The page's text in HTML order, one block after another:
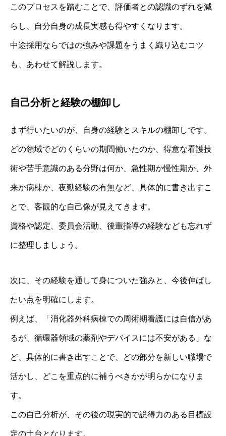
このプロセスを踏むことで、評価者との認識のずれを減
らし、自分自身の成長実感も得やすくなります。
中途採用ならではの強みや課題をうまく織り込むコツ
も、あわせて解説します。
自己分析と経験の棚卸し
まず行いたいのが、自身の経験とスキルの棚卸しです。
どの領域でどのくらいの期間働いたのか、得意な看護技
術や苦手意識のある分野は何か、急性期か慢性期か、外
来か病棟か、夜勤経験の有無など、具体的に書き出すこ
とで、客観的な自己像が見えてきます。
資格や認定、委員会活動、後輩指導の経験なども忘れず
に整理しましょう。
次に、その経験を通して身についた強みと、今後伸ばし
たい点を明確にします。
例えば、「消化器外科病棟での周術期看護には自信があ
るが、循環器領域の薬剤やデバイスには不安がある」な
ど、具体的に書き出すことで、どの部分を新しい職場で
活かし、どこを重点的に補うべきかが明らかになりま
す。
この自己分析が、その後の現実的で説得力のある目標設
定の土台となります。